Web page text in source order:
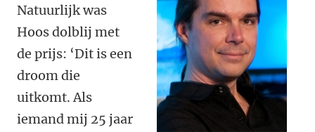
Natuurlijk was
Hoos dolblij met
de prijs: ‘Dit is een
droom die
uitkomt. Als
iemand mij 25 jaar